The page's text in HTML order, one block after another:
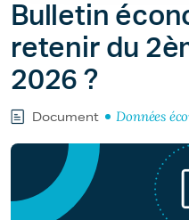
Bulletin
retenir du
2026 ?
Document Données